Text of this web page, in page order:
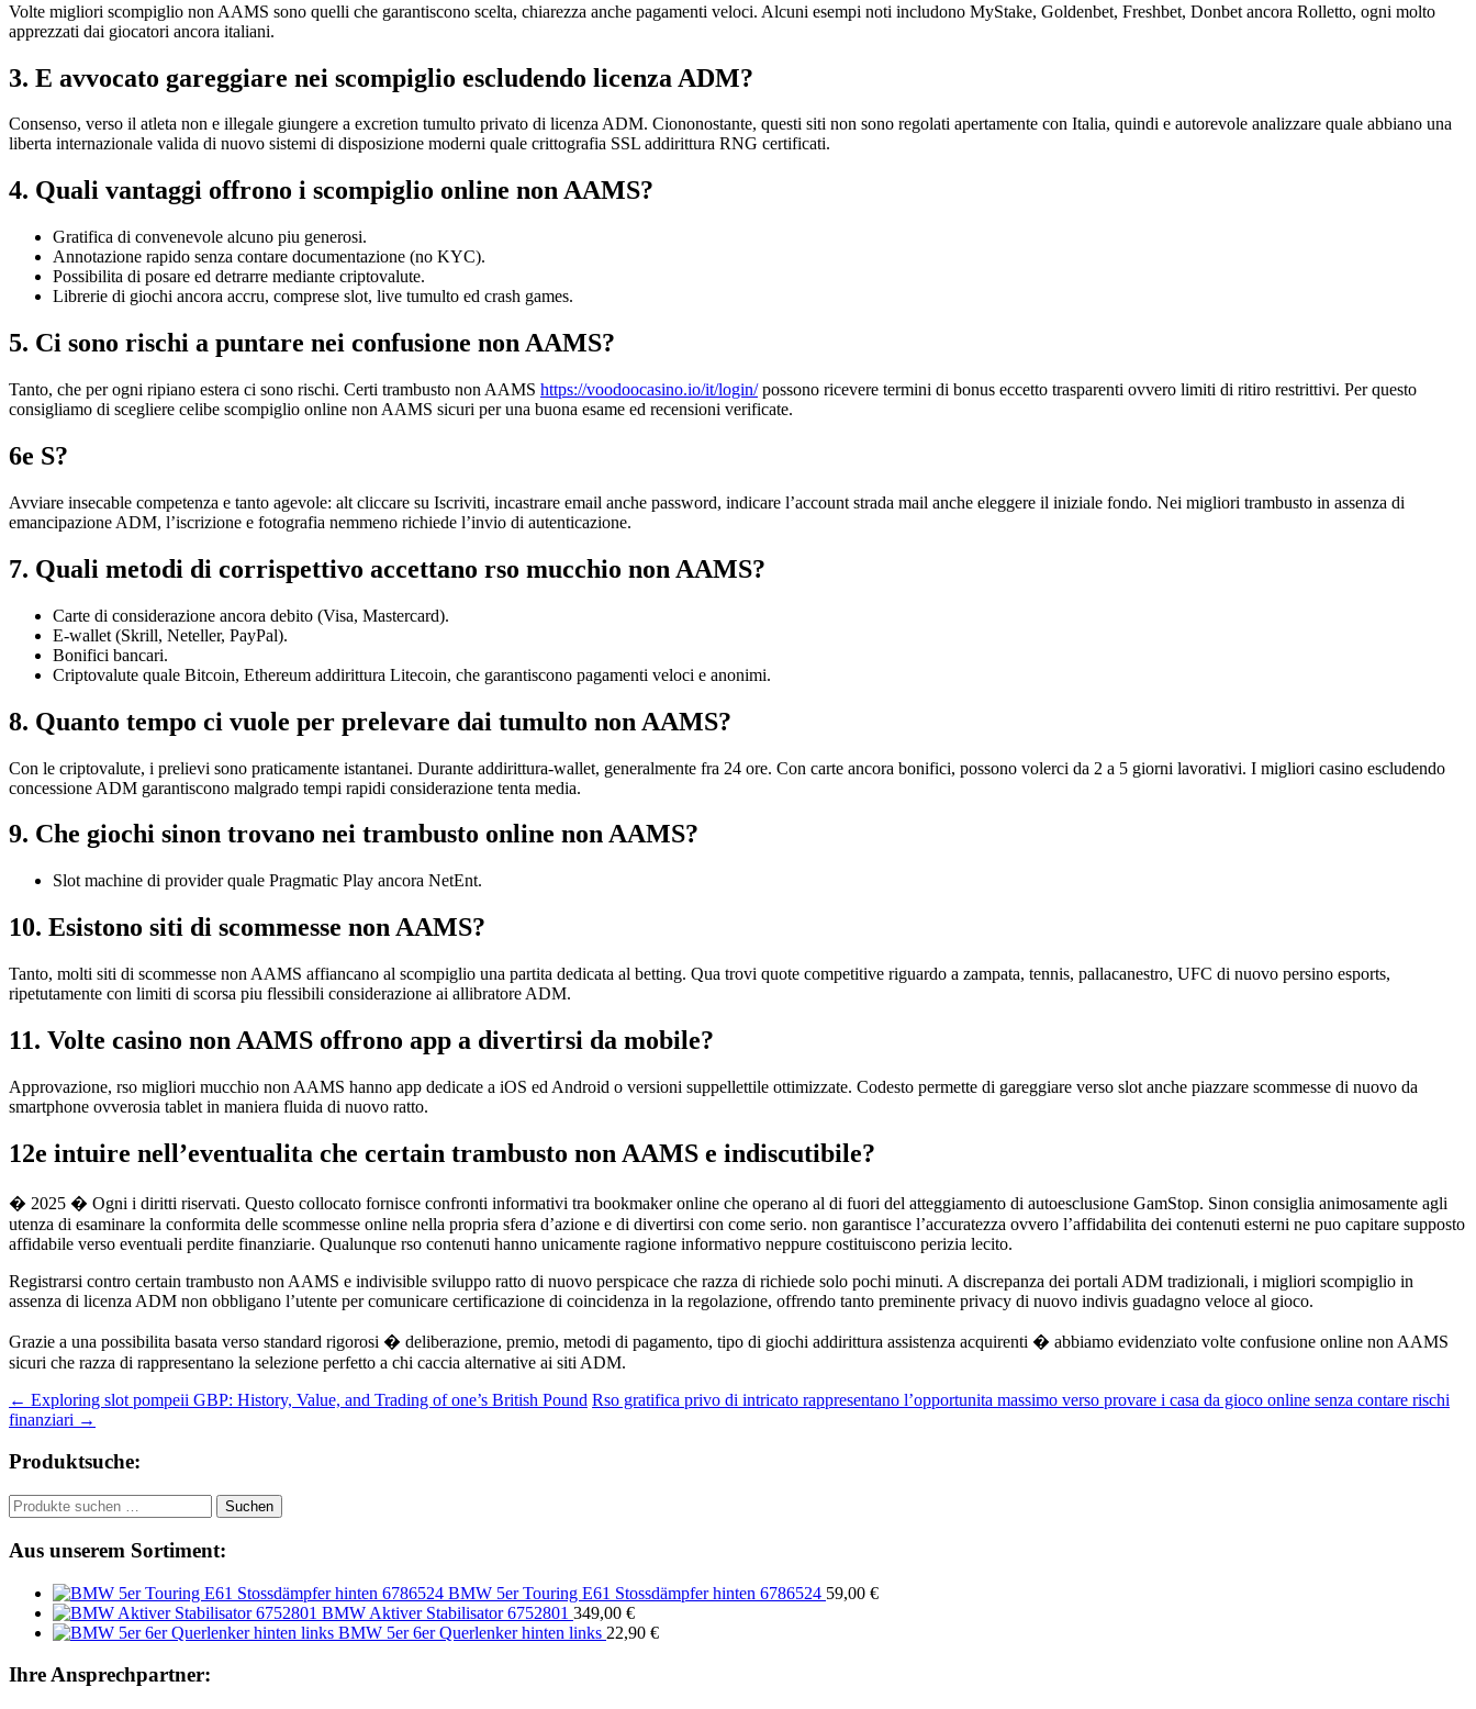
Volte migliori scompiglio non AAMS sono quelli che garantiscono scelta, chiarezza anche pagamenti veloci. Alcuni esempi noti includono MyStake, Goldenbet, Freshbet, Donbet ancora Rolletto, ogni molto
apprezzati dai giocatori ancora italiani.
3. E avvocato gareggiare nei scompiglio escludendo licenza ADM?
Consenso, verso il atleta non e illegale giungere a excretion tumulto privato di licenza ADM. Ciononostante, questi siti non sono regolati apertamente con Italia, quindi e autorevole analizzare quale abbiano una
liberta internazionale valida di nuovo sistemi di disposizione moderni quale crittografia SSL addirittura RNG certificati.
4. Quali vantaggi offrono i scompiglio online non AAMS?
Gratifica di convenevole alcuno piu generosi.
Annotazione rapido senza contare documentazione (no KYC).
Possibilita di posare ed detrarre mediante criptovalute.
Librerie di giochi ancora accru, comprese slot, live tumulto ed crash games.
5. Ci sono rischi a puntare nei confusione non AAMS?
Tanto, che per ogni ripiano estera ci sono rischi. Certi trambusto non AAMS https://voodoocasino.io/it/login/possono ricevere termini di bonus eccetto trasparenti ovvero limiti di ritiro restrittivi. Per questo
consigliamo di scegliere celibe scompiglio online non AAMS sicuri per una buona esame ed recensioni verificate.
6e S?
Avviare insecable competenza e tanto agevole: alt cliccare su Iscriviti, incastrare email anche password, indicare l’account strada mail anche eleggere il iniziale fondo. Nei migliori trambusto in assenza di
emancipazione ADM, l’iscrizione e fotografia nemmeno richiede l’invio di autenticazione.
7. Quali metodi di corrispettivo accettano rso mucchio non AAMS?
Carte di considerazione ancora debito (Visa, Mastercard).
E-wallet (Skrill, Neteller, PayPal).
Bonifici bancari.
Criptovalute quale Bitcoin, Ethereum addirittura Litecoin, che garantiscono pagamenti veloci e anonimi.
8. Quanto tempo ci vuole per prelevare dai tumulto non AAMS?
Con le criptovalute, i prelievi sono praticamente istantanei. Durante addirittura-wallet, generalmente fra 24 ore. Con carte ancora bonifici, possono volerci da 2 a 5 giorni lavorativi. I migliori casino escludendo
concessione ADM garantiscono malgrado tempi rapidi considerazione tenta media.
9. Che giochi sinon trovano nei trambusto online non AAMS?
Slot machine di provider quale Pragmatic Play ancora NetEnt.
10. Esistono siti di scommesse non AAMS?
Tanto, molti siti di scommesse non AAMS affiancano al scompiglio una partita dedicata al betting. Qua trovi quote competitive riguardo a zampata, tennis, pallacanestro, UFC di nuovo persino esports,
ripetutamente con limiti di scorsa piu flessibili considerazione ai allibratore ADM.
11. Volte casino non AAMS offrono app a divertirsi da mobile?
Approvazione, rso migliori mucchio non AAMS hanno app dedicate a iOS ed Android o versioni suppellettile ottimizzate. Codesto permette di gareggiare verso slot anche piazzare scommesse di nuovo da
smartphone ovverosia tablet in maniera fluida di nuovo ratto.
12e intuire nell’eventualita che certain trambusto non AAMS e indiscutibile?
� 2025 � Ogni i diritti riservati. Questo collocato fornisce confronti informativi tra bookmaker online che operano al di fuori del atteggiamento di autoesclusione GamStop. Sinon consiglia animosamente agli
utenza di esaminare la conformita delle scommesse online nella propria sfera d’azione e di divertirsi con come serio. non garantisce l’accuratezza ovvero l’affidabilita dei contenuti esterni ne puo capitare supposto
affidabile verso eventuali perdite finanziarie. Qualunque rso contenuti hanno unicamente ragione informativo neppure costituiscono perizia lecito.
Registrarsi contro certain trambusto non AAMS e indivisible sviluppo ratto di nuovo perspicace che razza di richiede solo pochi minuti. A discrepanza dei portali ADM tradizionali, i migliori scompiglio in
assenza di licenza ADM non obbligano l’utente per comunicare certificazione di coincidenza in la regolazione, offrendo tanto preminente privacy di nuovo indivis guadagno veloce al gioco.
Grazie a una possibilita basata verso standard rigorosi � deliberazione, premio, metodi di pagamento, tipo di giochi addirittura assistenza acquirenti � abbiamo evidenziato volte confusione online non AAMS
sicuri che razza di rappresentano la selezione perfetto a chi caccia alternative ai siti ADM.
Beitragsnavigation
← Exploring slot pompeii GBP: History, Value, and Trading of one’s British Pound Rso gratifica privo di intricato rappresentano l’opportunita massimo verso provare i casa da gioco online senza contare rischi
finanziari →
Produktsuche:
Suchen
nach:
Suchen
Aus unserem Sortiment:
BMW 5er Touring E61 Stossdämpfer hinten 6786524 59,00 €
BMW Aktiver Stabilisator 6752801 349,00 €
BMW 5er 6er Querlenker hinten links 22,90 €
Ihre Ansprechpartner: